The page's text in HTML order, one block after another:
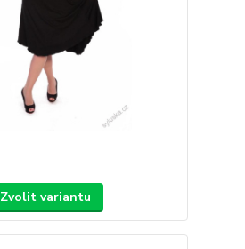
Zvolit variantu